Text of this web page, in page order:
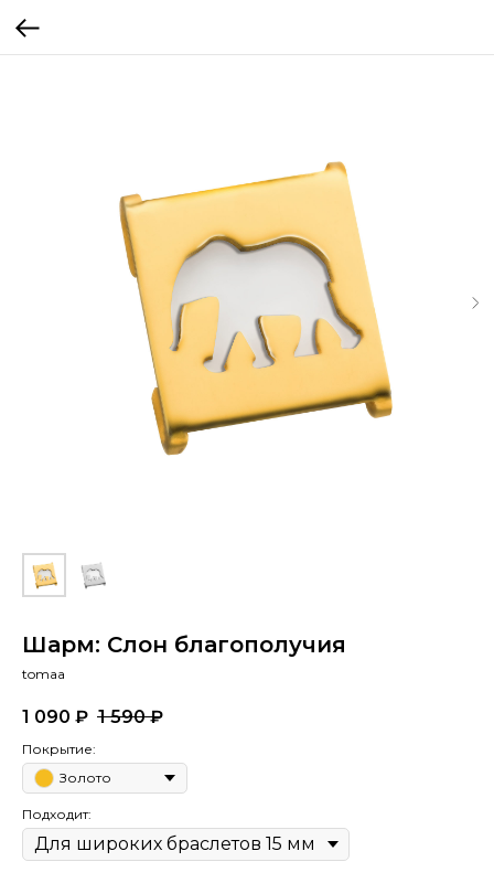
Шарм: Слон благополучия
tomaa
1 090 ₽ 1 590 ₽
Покрытие:
Золото
Подходит: